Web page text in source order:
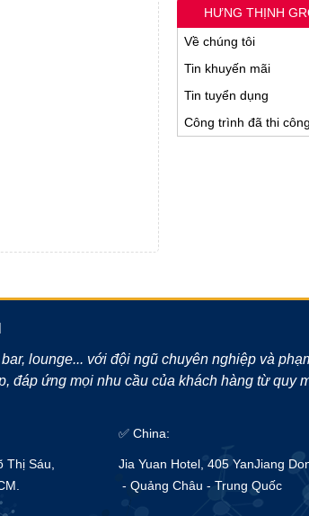
HƯNG THỊNH
Về chúng tôi
Tin khuyến mãi
Tin tuyển dụng
Công trình đã thi công
lounge... với đội ngũ chuyên nghiệp và
đáp ứng mọi nhu cầu của khách hàng từ quy
Thị Sáu,
✅ China:
Jia Yuan Hotel, 405 YanJiang
- Quảng Châu - Trung Quốc